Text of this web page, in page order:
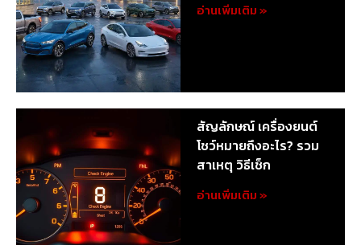
อ่านเพิ่มเติม »
สัญลักษณ์ เครื่องยนต์
โชว์หมายถึงอะไร? รวม
สาเหตุ วิธีเช็ก
อ่านเพิ่มเติม »